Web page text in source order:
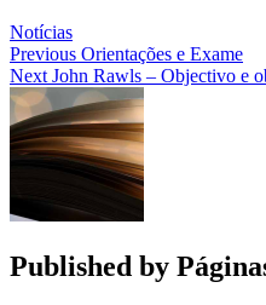
Notícias
Navegação
de
artigos
Previous Orientações e Exame
Next John Rawls – Objectivo e
Published by